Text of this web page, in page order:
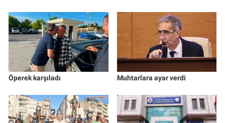
Öperek karşıladı Muhtarlara ayar verdi